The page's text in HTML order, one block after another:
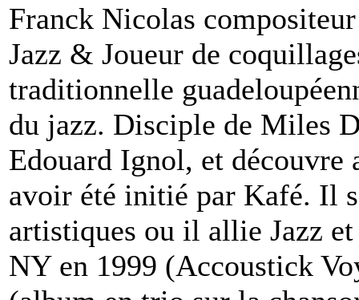
Franck Nicolas
Jazz & Joueur de
traditionnelle
du jazz. Disciple de Miles
Edouard Ignol, et découvre
avoir été initié par Kafé. Il
artistiques ou il allie Jazz
NY en 1999 (Accoustick